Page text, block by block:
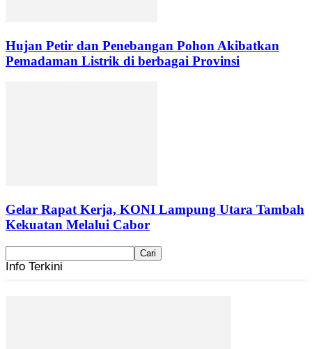
Hujan Petir dan Penebangan Pohon Akibatkan
Pemadaman Listrik di berbagai Provinsi
Gelar Rapat Kerja, KONI Lampung Utara Tambah
Kekuatan Melalui Cabor
Info Terkini